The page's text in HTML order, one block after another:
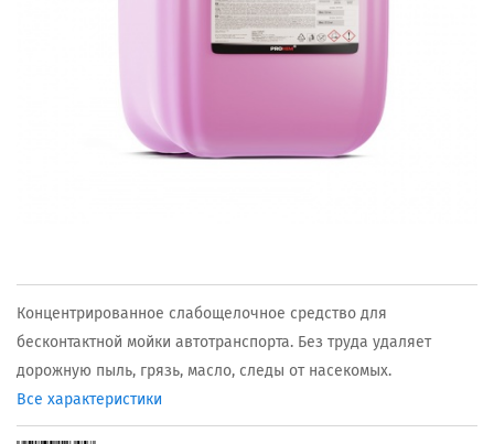
Концентрированное слабощелочное средство для
бесконтактной мойки автотранспорта. Без труда удаляет
дорожную пыль, грязь, масло, следы от насекомых.
Все характеристики